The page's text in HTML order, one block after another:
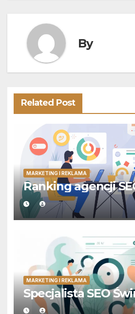
By
Related Post
MARKETING I REKLAMA
Ranking agencji
MARKETING I REKLAMA
Specjalista SEO